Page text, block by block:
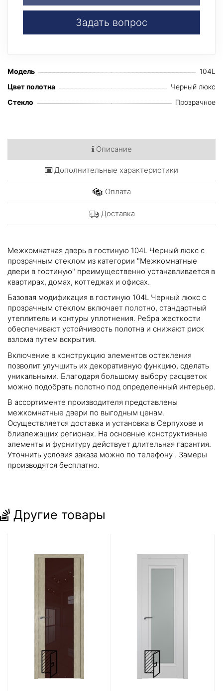
Задать вопрос
Модель
104L
Цвет полотна
Черный люкс
Стекло
Прозрачное
Описание
Дополнительные характеристики
Оплата
Доставка
Межкомнатная дверь в гостиную 104L Черный люкс с
прозрачным стеклом из категории "Межкомнатные
двери в гостиную" преимущественно устанавливается в
квартирах, домах, коттеджах и офисах.
Базовая модификация в гостиную 104L Черный люкс с
прозрачным стеклом включает полотно, стандартный
утеплитель и контуры уплотнения. Ребра жесткости
обеспечивают устойчивость полотна и снижают риск
взлома путем вскрытия.
Включение в конструкцию элементов остекления
позволит улучшить их декоративную функцию, сделать
уникальными. Благодаря большому выбору расцветок
можно подобрать полотно под определенный интерьер.
В ассортименте производителя представлены
межкомнатные двери по выгодным ценам.
Осуществляется доставка и установка в Серпухове и
близлежащих регионах. На основные конструктивные
элементы и фурнитуру действует длительная гарантия.
Уточнить условия заказа можно по телефону . Замеры
производятся бесплатно.
Другие товары